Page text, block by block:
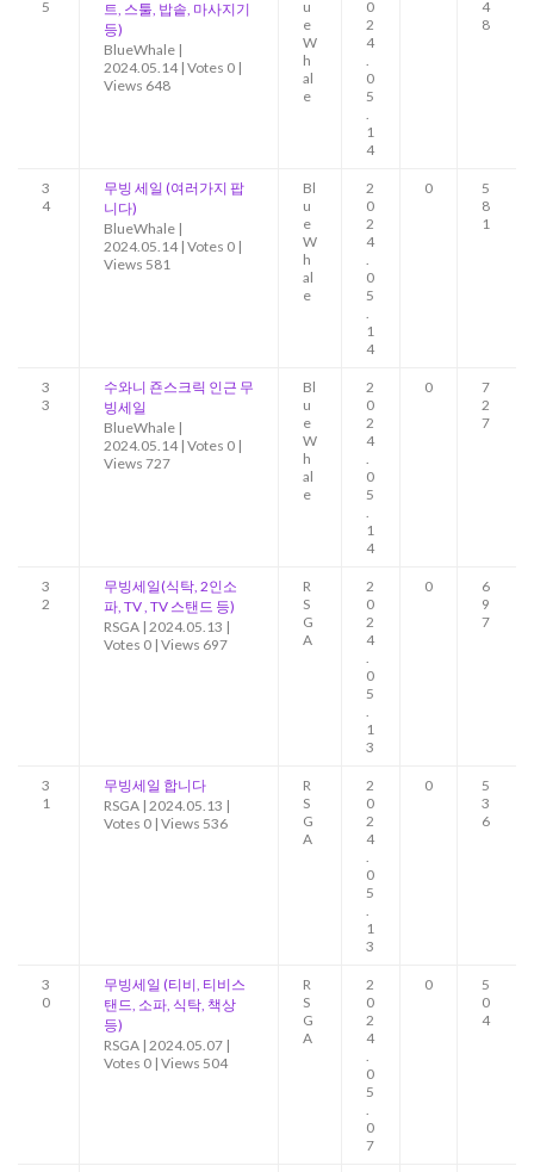
5
트, 스툴, 밥솥, 마사지기
등)
BlueWhale |
2024.05.14 | Votes 0 |
Views 648
u
e
W
h
al
e
0
2
4
0
5
1
4
4
8
3
4
무빙 세일 (여러가지 팝
니다)
BlueWhale |
2024.05.14 | Votes 0 |
Views 581
Bl
u
e
W
h
al
e
2
0
2
4
0
5
1
4
0
5
8
1
3
3
수와니 죤스크릭 인근 무
빙세일
BlueWhale |
2024.05.14 | Votes 0 |
Views 727
Bl
u
e
W
h
al
e
2
0
2
4
0
5
1
4
0
7
2
7
3
2
무빙세일(식탁, 2인소
파, TV , TV 스탠드 등)
RSGA | 2024.05.13 |
Votes 0 | Views 697
R
S
G
A
2
0
2
4
0
5
1
3
0
6
9
7
3
1
무빙세일 합니다
RSGA | 2024.05.13 |
Votes 0 | Views 536
R
S
G
A
2
0
2
4
0
5
1
3
0
5
3
6
3
0
무빙세일 (티비, 티비스
탠드, 소파, 식탁, 책상
등)
RSGA | 2024.05.07 |
Votes 0 | Views 504
R
S
G
A
2
0
2
4
0
5
0
7
0
5
0
4